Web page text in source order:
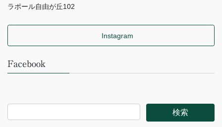
ラポール自由が丘102
Instagram
Facebook